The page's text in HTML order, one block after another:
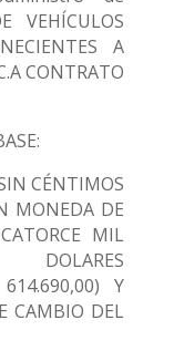
VEHÍCULOS
A
CONTRATO
CÉNTIMOS
MONEDA DE
MIL
DOLARES
Y
CAMBIO DEL